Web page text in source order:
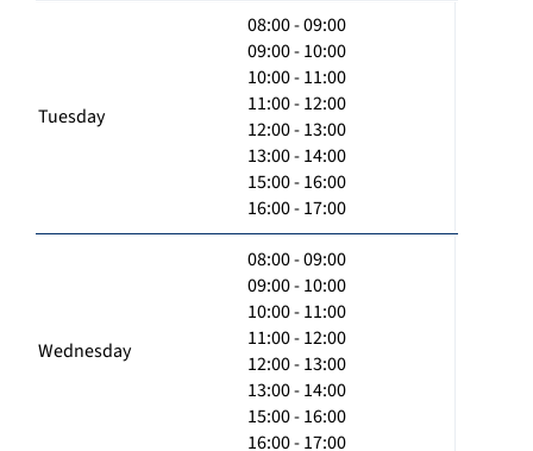
Tuesday
08:00 - 09:00
09:00 - 10:00
10:00 - 11:00
11:00 - 12:00
12:00 - 13:00
13:00 - 14:00
15:00 - 16:00
16:00 - 17:00
Wednesday
08:00 - 09:00
09:00 - 10:00
10:00 - 11:00
11:00 - 12:00
12:00 - 13:00
13:00 - 14:00
15:00 - 16:00
16:00 - 17:00